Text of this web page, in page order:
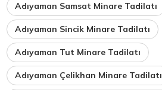
Adıyaman Samsat Minare Tadilatı
Adıyaman Sincik Minare Tadilatı
Adıyaman Tut Minare Tadilatı
Adıyaman Çelikhan Minare Tadilatı